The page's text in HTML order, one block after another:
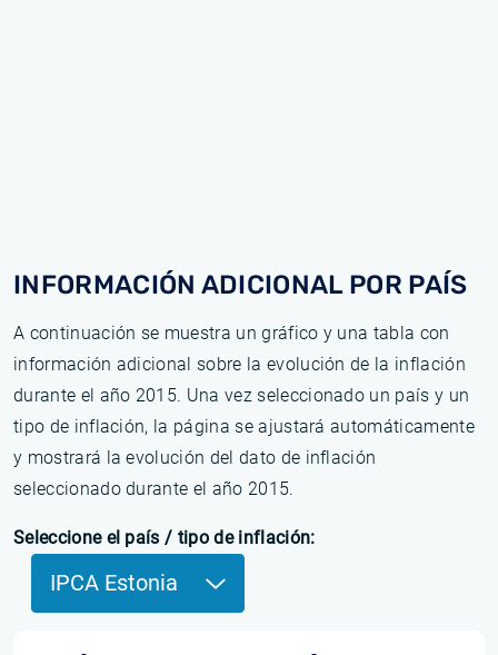
INFORMACIÓN ADICIONAL POR PAÍS
A continuación se muestra un gráfico y una tabla con
información adicional sobre la evolución de la inflación
durante el año 2015. Una vez seleccionado un país y un
tipo de inflación, la página se ajustará automáticamente
y mostrará la evolución del dato de inflación
seleccionado durante el año 2015.
Seleccione el país / tipo de inflación:
IPCA Estonia